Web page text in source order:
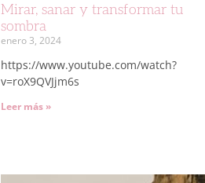
Mirar, sanar y transformar tu
sombra
enero 3, 2024
https://www.youtube.com/watch?
v=roX9QVJjm6s
Leer más »